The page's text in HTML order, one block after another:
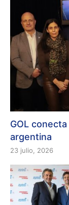
GOL
argentina
23 julio, 2026